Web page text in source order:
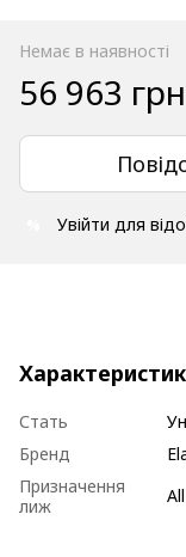
Немає в наявності
56 963 грн
Увійти для
Стать
Бренд
Призначення
лиж